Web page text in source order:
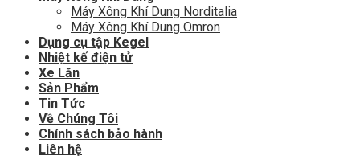
Máy Xông Khí Dung Norditalia
Máy Xông Khí Dung Omron
Dụng cụ tập Kegel
Nhiệt kế điện tử
Xe Lăn
Sản Phẩm
Tin Tức
Về Chúng Tôi
Chính sách bảo hành
Liên hệ